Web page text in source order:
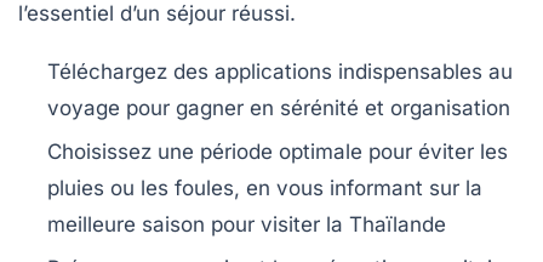
l’essentiel d’un séjour réussi.
Téléchargez des applications indispensables au
voyage pour gagner en sérénité et organisation
Choisissez une période optimale pour éviter les
pluies ou les foules, en vous informant sur la
meilleure saison pour visiter la Thaïlande